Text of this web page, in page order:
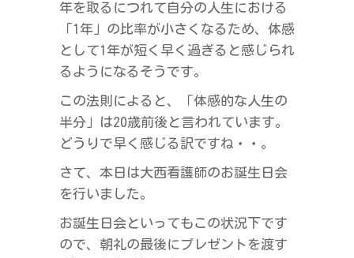
年を取るにつれて自分の人生における
「1年」の比率が小さくなるため、体感
として1年が短く早く過ぎると感じられ
るようになるそうです。
この法則によると、「体感的な人生の
半分」は20歳前後と言われています。
どうりで早く感じる訳ですね・・。
さて、本日は大西看護師のお誕生日会
を行いました。
お誕生日会といってもこの状況下です
ので、朝礼の最後にプレゼントを渡す